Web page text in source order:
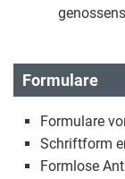
Formulare
Formulare
Schriftform
Formlose